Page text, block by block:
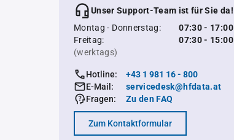
Unser Support-Team ist für Sie da!
Montag - Donnerstag:
07:30 - 17:00
Freitag:
07:30 - 15:00
(werktags)
Hotline:
+43 1 981 16 - 800
E-Mail:
servicedesk@hfdata.at
Fragen:
Zu den FAQ
Zum Kontaktformular